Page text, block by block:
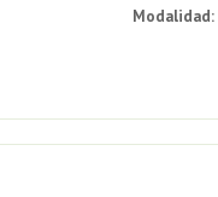
Modalidad: